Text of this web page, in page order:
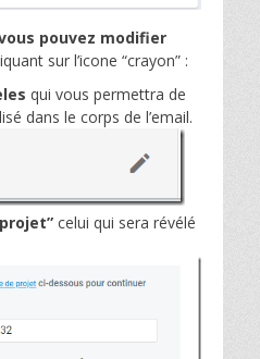
pouvez modifier
sur l’icone “crayon” :
qui vous permettra de
dans le corps de l’email.
celui qui sera révélé